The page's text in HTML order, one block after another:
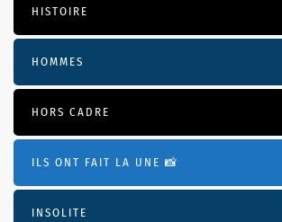
HISTOIRE
HOMMES
HORS CADRE
ILS ONT FAIT LA UNE 📸
INSOLITE